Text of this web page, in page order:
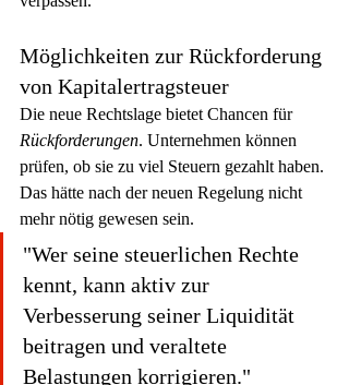
Möglichkeiten zur Rückforderung
von Kapitalertragsteuer
Die neue Rechtslage bietet Chancen für
Rückforderungen. Unternehmen können
prüfen, ob sie zu viel Steuern gezahlt haben.
Das hätte nach der neuen Regelung nicht
mehr nötig gewesen sein.
"Wer seine steuerlichen Rechte
kennt, kann aktiv zur
Verbesserung seiner Liquidität
beitragen und veraltete
Belastungen korrigieren."